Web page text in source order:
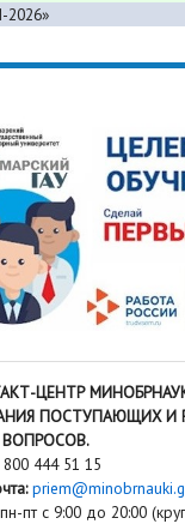
2026»
ЦЕНТР
ПОСТУПАЮЩИХ И
444 51 15
пт с 9:00 до 20:00